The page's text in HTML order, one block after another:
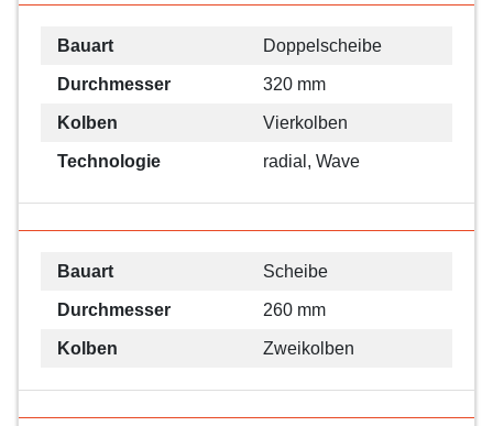
Bauart Doppelscheibe
Durchmesser 320 mm
Kolben Vierkolben
Technologie radial, Wave
Bauart Scheibe
Durchmesser 260 mm
Kolben Zweikolben